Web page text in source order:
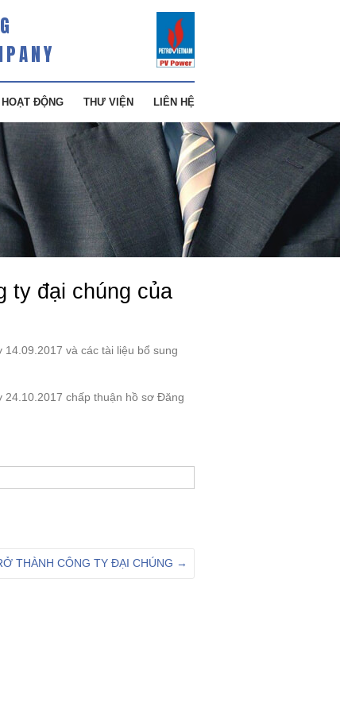
HOẠT ĐỘNG THƯ VIỆN LIÊN HỆ
ty đại chúng của
và các tài liệu bổ sung
24.10.2017 chấp thuận hồ sơ Đăng
THÀNH CÔNG TY ĐẠI CHÚNG →